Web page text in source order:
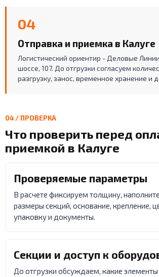
04
Отправка и приемка в Калуге
Логистический ориентир - Деловые
шоссе, 107. До отгрузки согласуем
разгрузку, занос, временное хранение и
04 / ПРОВЕРКА
Что проверить перед
приемкой в Калуге
Проверяемые параметры
В расчете фиксируем толщину,
размеры секций, основание, крепление,
упаковку и документы.
Секции и доступ к
До отгрузки обсуждаем, какие элементы